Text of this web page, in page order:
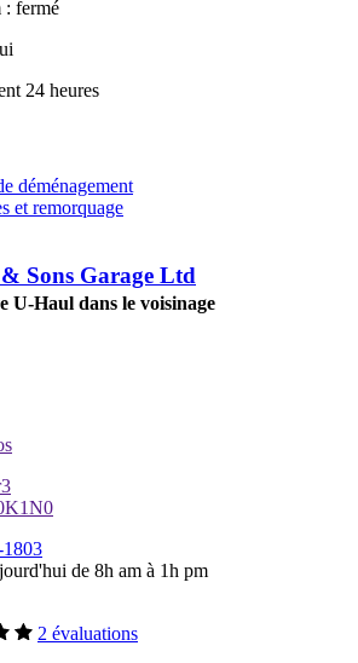
: fermé
24 heures
déménagement
et remorquage
Sons Garage Ltd
U-Haul dans le voisinage
de 8h am à 1h pm
2 évaluations